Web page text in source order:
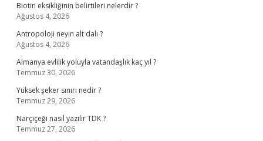
Biotin eksikliğinin belirtileri nelerdir ?
Ağustos 4, 2026
Antropoloji neyin alt dalı ?
Ağustos 4, 2026
Almanya evlilik yoluyla vatandaşlık kaç yıl ?
Temmuz 30, 2026
Yüksek şeker sınırı nedir ?
Temmuz 29, 2026
Narçiçeği nasıl yazılır TDK ?
Temmuz 27, 2026